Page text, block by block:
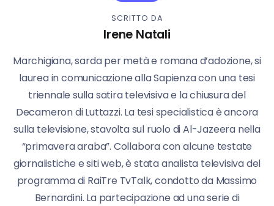
SCRITTO DA
Irene Natali
Marchigiana, sarda per metà e romana d’adozione, si
laurea in comunicazione alla Sapienza con una tesi
triennale sulla satira televisiva e la chiusura del
Decameron di Luttazzi. La tesi specialistica è ancora
sulla televisione, stavolta sul ruolo di Al-Jazeera nella
“primavera araba”. Collabora con alcune testate
giornalistiche e siti web, è stata analista televisiva del
programma di RaiTre TvTalk, condotto da Massimo
Bernardini. La partecipazione ad una serie di